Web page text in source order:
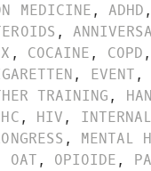
MEDICINE, ADHD,
,
, COCAINE, COPD,
, EVENT,
TRAINING,
, HIV,
, MENTAL
OAT, OPIOIDE,